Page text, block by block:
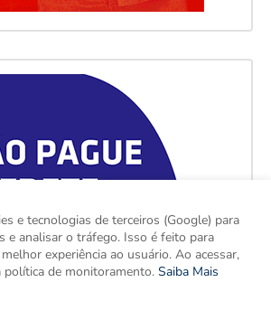
e tecnologias de terceiros (Google) para
e analisar o tráfego. Isso é feito para
experiência ao usuário. Ao acessar,
política de monitoramento. Saiba Mais